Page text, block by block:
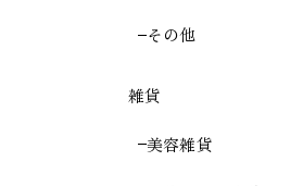
その他
雑貨
美容雑貨